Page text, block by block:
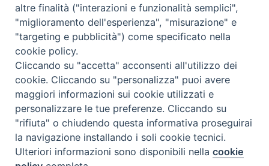
altre finalità ("interazioni e funzionalità semplici",
"miglioramento dell'esperienza", "misurazione" e
"targeting e pubblicità") come specificato nella
cookie policy.
Cliccando su "accetta" acconsenti all'utilizzo dei
cookie. Cliccando su "personalizza" puoi avere
maggiori informazioni sui cookie utilizzati e
personalizzare le tue preferenze. Cliccando su
"rifiuta" o chiudendo questa informativa proseguirai
la navigazione installando i soli cookie tecnici.
Ulteriori informazioni sono disponibili nellacookie